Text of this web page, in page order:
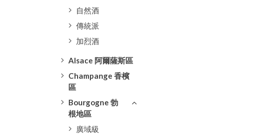
自然酒
傳統派
加烈酒
Alsace 阿爾薩斯區
Champange 香檳
區
Bourgogne 勃
根地區
廣域級